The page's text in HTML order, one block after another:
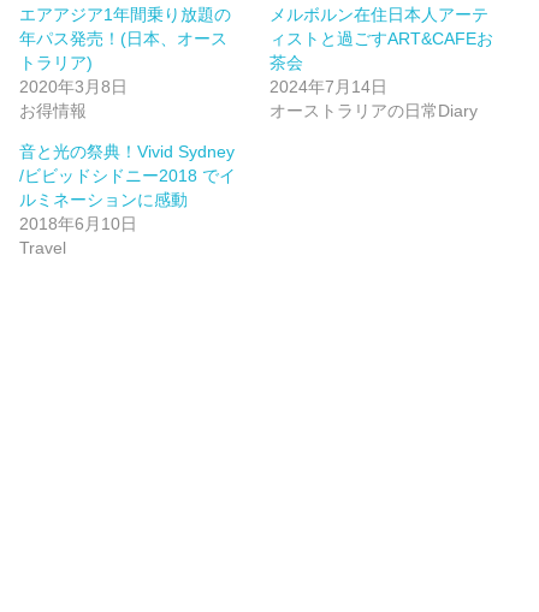
エアアジア1年間乗り放題の
年パス発売！(日本、オース
トラリア)
2020年3月8日
お得情報
メルボルン在住日本人アーテ
ィストと過ごすART&CAFEお
茶会
2024年7月14日
オーストラリアの日常Diary
音と光の祭典！Vivid Sydney
/ビビッドシドニー2018 でイ
ルミネーションに感動
2018年6月10日
Travel